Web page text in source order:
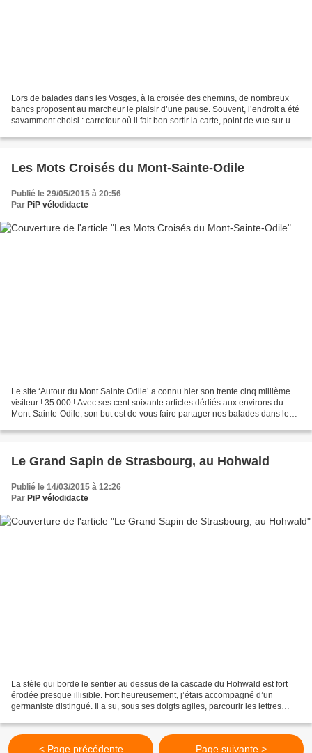
Lors de balades dans les Vosges, à la croisée des chemins, de nombreux
bancs proposent au marcheur le plaisir d’une pause. Souvent, l’endroit a été
savamment choisi : carrefour où il fait bon sortir la carte, point de vue sur une
Les Mots Croisés du Mont-Sainte-Odile
Publié le 29/05/2015 à 20:56
Par PiP vélodidacte
Le site ‘Autour du Mont Sainte Odile’ a connu hier son trente cinq millième
visiteur ! 35.000 ! Avec ses cent soixante articles dédiés aux environs du
Mont-Sainte-Odile, son but est de vous faire partager nos balades dans le
Le Grand Sapin de Strasbourg, au Hohwald
Publié le 14/03/2015 à 12:26
Par PiP vélodidacte
La stèle qui borde le sentier au dessus de la cascade du Hohwald est fort
érodée presque illisible. Fort heureusement, j’étais accompagné d’un
germaniste distingué. Il a su, sous ses doigts agiles, parcourir les lettres
< Page précédente Page suivante >